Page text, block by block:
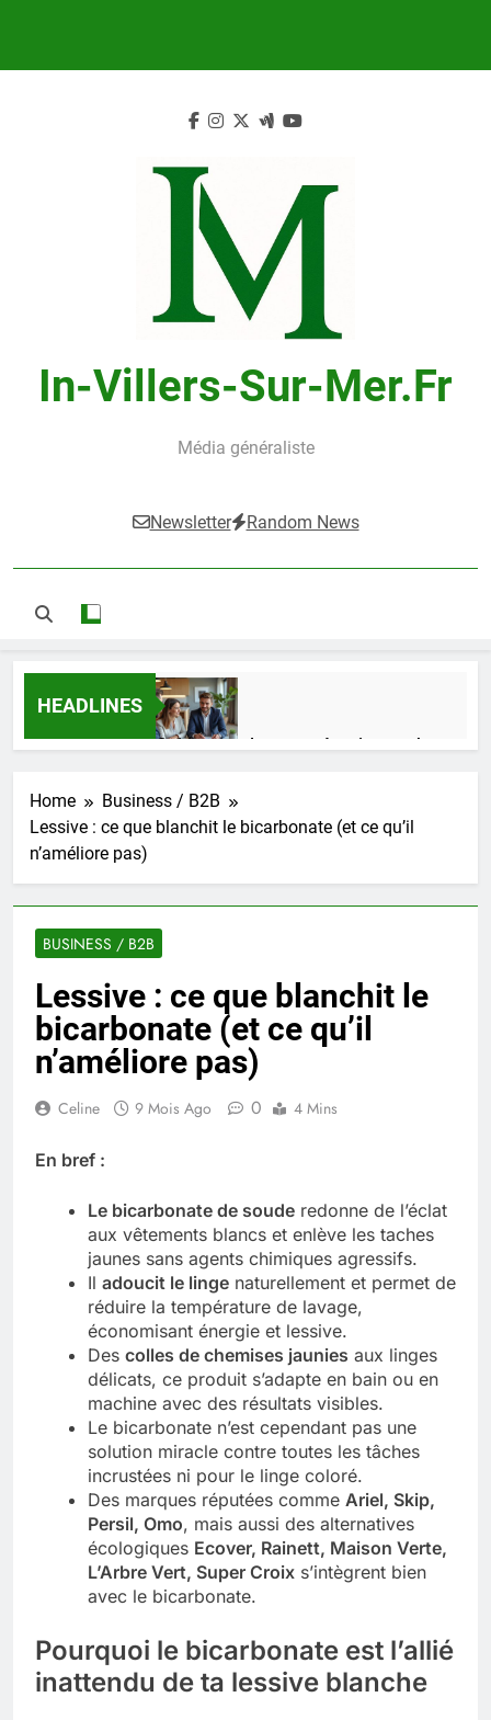
In-Villers-Sur-Mer.fr
Média généraliste
Newsletter Random News
HEADLINES
Guide complet pour réussir un achat
1 Semaine Ago
Quel est le salaire de Myriam Seurat en
2025 ?
4 Mois Ago
Découvrez notre test d’orientation
gratuit spécialement conçu pour
collégiens et lycéens
4 Mois Ago
Liste complète des marques
rezoactif.com à connaître en 2025
4 Mois Ago
Tout savoir sur les impatiens de
nouvelle guinée : culture et entretien
5 Mois Ago
Quels sont les inconvénients de
l’eucalyptus gunnii pour votre jardin
5 Mois Ago
Home
Business / B2B
Lessive : ce que blanchit le bicarbonate (et ce qu’il
n’améliore pas)
BUSINESS / B2B
Lessive : ce que blanchit le
bicarbonate (et ce qu’il
n’améliore pas)
Celine 9 Mois Ago 0 4 Mins
En bref :
Le bicarbonate de soude redonne de l’éclat
aux vêtements blancs et enlève les taches
jaunes sans agents chimiques agressifs.
Il adoucit le linge naturellement et permet de
réduire la température de lavage,
économisant énergie et lessive.
Des colles de chemises jaunies aux linges
délicats, ce produit s’adapte en bain ou en
machine avec des résultats visibles.
Le bicarbonate n’est cependant pas une
solution miracle contre toutes les tâches
incrustées ni pour le linge coloré.
Des marques réputées comme Ariel, Skip,
Persil, Omo, mais aussi des alternatives
écologiques Ecover, Rainett, Maison Verte,
L’Arbre Vert, Super Croix s’intègrent bien
avec le bicarbonate.
Pourquoi le bicarbonate est l’allié
inattendu de ta lessive blanche